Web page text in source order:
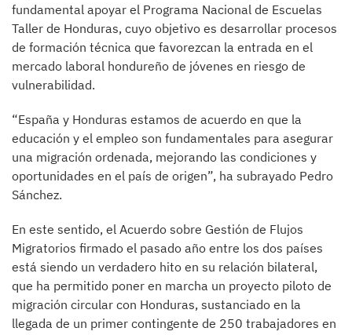
fundamental apoyar el Programa Nacional de Escuelas
Taller de Honduras, cuyo objetivo es desarrollar procesos
de formación técnica que favorezcan la entrada en el
mercado laboral hondureño de jóvenes en riesgo de
vulnerabilidad.
“España y Honduras estamos de acuerdo en que la
educación y el empleo son fundamentales para asegurar
una migración ordenada, mejorando las condiciones y
oportunidades en el país de origen”, ha subrayado Pedro
Sánchez.
En este sentido, el Acuerdo sobre Gestión de Flujos
Migratorios firmado el pasado año entre los dos países
está siendo un verdadero hito en su relación bilateral,
que ha permitido poner en marcha un proyecto piloto de
migración circular con Honduras, sustanciado en la
llegada de un primer contingente de 250 trabajadores en